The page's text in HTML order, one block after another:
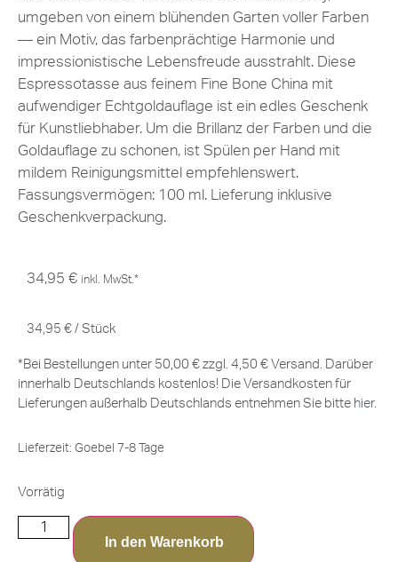
umgeben von einem blühenden Garten voller Farben
— ein Motiv, das farbenprächtige Harmonie und
impressionistische Lebensfreude ausstrahlt. Diese
Espressotasse aus feinem Fine Bone China mit
aufwendiger Echtgoldauflage ist ein edles Geschenk
für Kunstliebhaber. Um die Brillanz der Farben und die
Goldauflage zu schonen, ist Spülen per Hand mit
mildem Reinigungsmittel empfehlenswert.
Fassungsvermögen: 100 ml. Lieferung inklusive
Geschenkverpackung.
34,95 € inkl. MwSt.*
34,95 € / Stück
*Bei Bestellungen unter 50,00 € zzgl. 4,50 € Versand. Darüber
innerhalb Deutschlands kostenlos! Die Versandkosten für
Lieferungen außerhalb Deutschlands entnehmen Sie bitte hier.
Lieferzeit: Goebel 7-8 Tage
Vorrätig
In den Warenkorb